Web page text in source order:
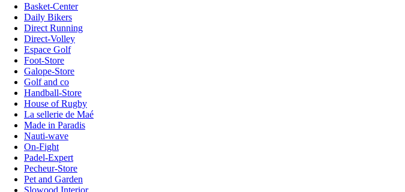
Basket-Center
Daily Bikers
Direct Running
Direct-Volley
Espace Golf
Foot-Store
Galope-Store
Golf and co
Handball-Store
House of Rugby
La sellerie de Maé
Made in Paradis
Nauti-wave
On-Fight
Padel-Expert
Pecheur-Store
Pet and Garden
Slowood Interior